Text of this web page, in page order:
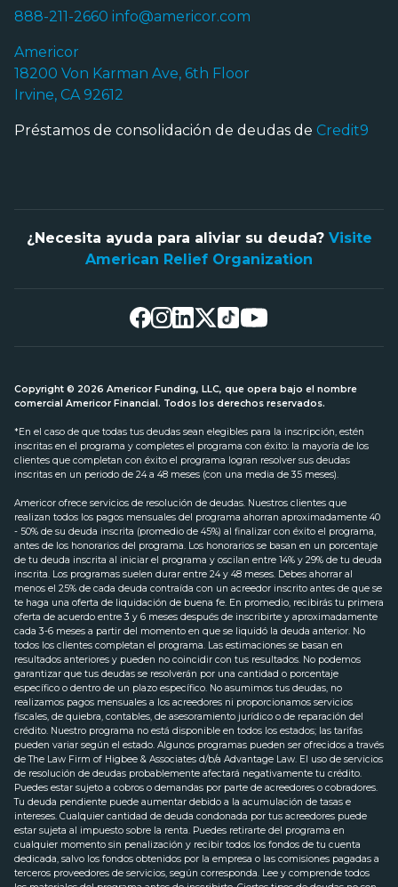
888-211-2660 info@americor.com
Americor
18200 Von Karman Ave, 6th Floor
Irvine, CA 92612
Préstamos de consolidación de deudas de Credit9
¿Necesita ayuda para aliviar su deuda? Visite
American Relief Organization
Copyright © 2026 Americor Funding, LLC, que opera bajo el nombre
comercial Americor Financial. Todos los derechos reservados.
*En el caso de que todas tus deudas sean elegibles para la inscripción, estén
inscritas en el programa y completes el programa con éxito: la mayoría de los
clientes que completan con éxito el programa logran resolver sus deudas
inscritas en un periodo de 24 a 48 meses (con una media de 35 meses).
Americor ofrece servicios de resolución de deudas. Nuestros clientes que
realizan todos los pagos mensuales del programa ahorran aproximadamente 40
- 50% de su deuda inscrita (promedio de 45%) al finalizar con éxito el programa,
antes de los honorarios del programa. Los honorarios se basan en un porcentaje
de tu deuda inscrita al iniciar el programa y oscilan entre 14% y 29% de tu deuda
inscrita. Los programas suelen durar entre 24 y 48 meses. Debes ahorrar al
menos el 25% de cada deuda contraída con un acreedor inscrito antes de que se
te haga una oferta de liquidación de buena fe. En promedio, recibirás tu primera
oferta de acuerdo entre 3 y 6 meses después de inscribirte y aproximadamente
cada 3-6 meses a partir del momento en que se liquidó la deuda anterior. No
todos los clientes completan el programa. Las estimaciones se basan en
resultados anteriores y pueden no coincidir con tus resultados. No podemos
garantizar que tus deudas se resolverán por una cantidad o porcentaje
específico o dentro de un plazo específico. No asumimos tus deudas, no
realizamos pagos mensuales a los acreedores ni proporcionamos servicios
fiscales, de quiebra, contables, de asesoramiento jurídico o de reparación del
crédito. Nuestro programa no está disponible en todos los estados; las tarifas
pueden variar según el estado. Algunos programas pueden ser ofrecidos a través
de The Law Firm of Higbee & Associates d/b/a Advantage Law. El uso de servicios
de resolución de deudas probablemente afectará negativamente tu crédito.
Puedes estar sujeto a cobros o demandas por parte de acreedores o cobradores.
Tu deuda pendiente puede aumentar debido a la acumulación de tasas e
intereses. Cualquier cantidad de deuda condonada por tus acreedores puede
estar sujeta al impuesto sobre la renta. Puedes retirarte del programa en
cualquier momento sin penalización y recibir todos los fondos de tu cuenta
dedicada, salvo los fondos obtenidos por la empresa o las comisiones pagadas a
terceros proveedores de servicios, según corresponda. Lee y comprende todos